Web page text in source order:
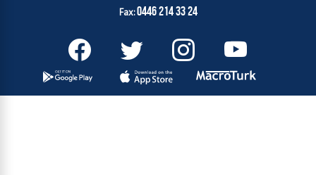
Fax:0446 214 33 24